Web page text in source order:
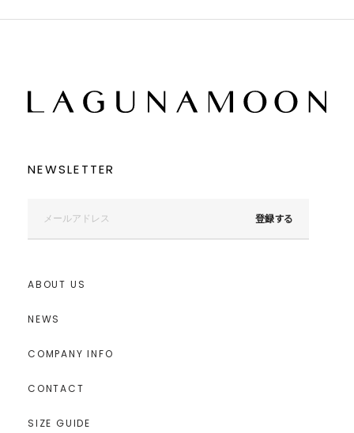
NEWSLETTER
登録する
ABOUT US
NEWS
COMPANY INFO
CONTACT
SIZE GUIDE